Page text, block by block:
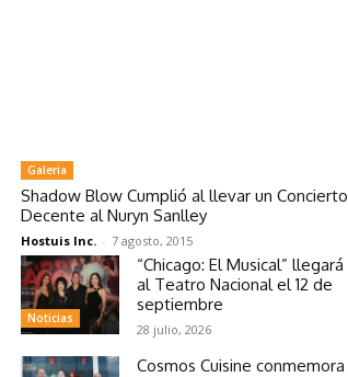
Galeria
Shadow Blow Cumplió al llevar un Concierto
Decente al Nuryn Sanlley
Hostuis Inc. - 7 agosto, 2015
Noticias
“Chicago: El Musical” llegará
al Teatro Nacional el 12 de
septiembre
28 julio, 2026
Cosmos Cuisine conmemora